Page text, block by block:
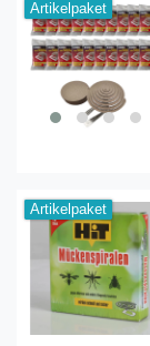
Artikelpaket
Artikelpaket